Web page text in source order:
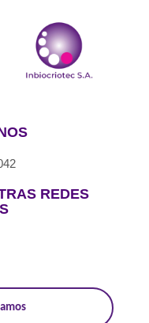
REDES